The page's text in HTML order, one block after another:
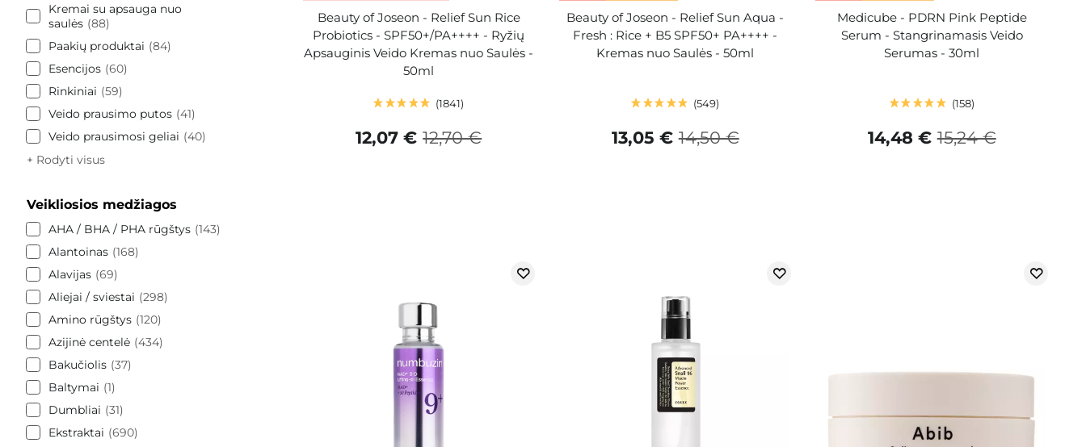
Kremai su apsauga nuo
saulės 88
Paakių produktai
84
Esencijos 60
Rinkiniai
59
Veido prausimo putos 41
Veido prausimosi geliai
40
+ Rodyti visus
Veikliosios medžiagos
AHA / BHA / PHA rūgštys 143
Alantoinas 168
Alavijas 69
Aliejai / sviestai
298
Amino rūgštys 120
Azijinė centelė 434
Bakučiolis 37
Baltymai
1
Dumbliai
31
Ekstraktai
690
Beauty of Joseon - Relief Sun Rice
Probiotics - SPF50+/PA++++ - Ryžių
Apsauginis Veido Kremas nuo Saulės -
50ml
1841
12,70 €
12,07 €
Beauty of Joseon - Relief Sun Aqua -
Fresh : Rice + B5 SPF50+ PA++++ -
Kremas nuo Saulės - 50ml
549
14,50 €
13,05 €
Medicube - PDRN Pink Peptide
Serum - Stangrinamasis Veido
Serumas - 30ml
158
15,24 €
14,48 €